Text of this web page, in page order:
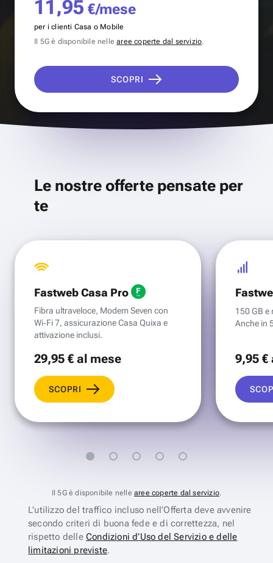
11,95 €/mese
per i clienti Casa o Mobile
Il 5G è disponibile nellearee coperte dal servizio.
SCOPRI
Le nostre offerte pensate per
te
Fastweb Casa Pro
Fibra ultraveloce, Modem Seven con
Wi‑Fi 7, assicurazione Casa Quixa e
attivazione inclusi.
29,95 €al mese
SCOPRI
150 GB e
Anche in
9,95 €
Il 5G è disponibile nelle aree coperte dal servizio.
L’utilizzo del traffico incluso nell’Offerta deve avvenire
secondo criteri di buona fede e di correttezza, nel
rispetto delle Condizioni d’Uso del Servizio e delle
limitazioni previste.